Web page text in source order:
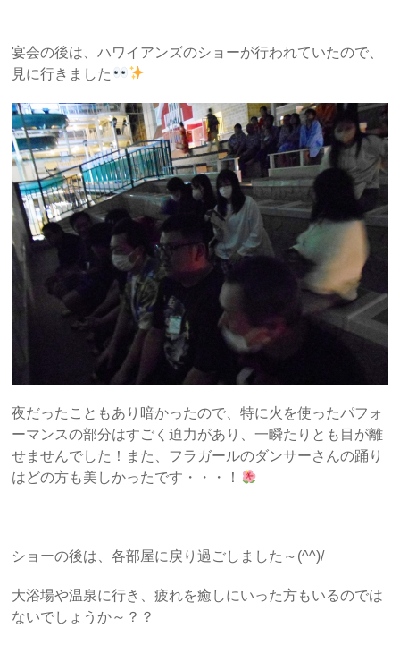
宴会の後は、ハワイアンズのショーが行われていたので、
見に行きました
夜だったこともあり暗かったので、特に火を使ったパフォ
ーマンスの部分はすごく迫力があり、一瞬たりとも目が離
せませんでした！また、フラガールのダンサーさんの踊り
はどの方も美しかったです・・・！
ショーの後は、各部屋に戻り過ごしました～(^^)/
大浴場や温泉に行き、疲れを癒しにいった方もいるのでは
ないでしょうか～？？